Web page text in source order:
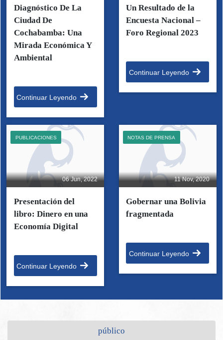
Diagnóstico De La
Ciudad De
Cochabamba: Una
Mirada Económica Y
Ambiental
Continuar Leyendo
Un Resultado de la
Encuesta Nacional –
Foro Regional 2023
Continuar Leyendo
06 Jun, 2022
PUBLICACIONES
Presentación del
libro: Dinero en una
Economía Digital
Continuar Leyendo
11 Nov, 2020
NOTAS DE PRENSA
Gobernar una Bolivia
fragmentada
Continuar Leyendo
público